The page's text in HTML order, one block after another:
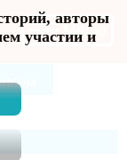
авторы
участии и
Меню